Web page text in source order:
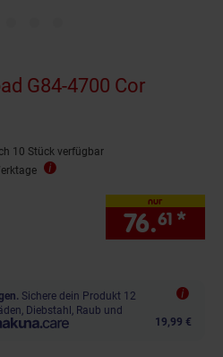
G84-4700 Cor
10 Stück verfügbar
nur
76.61 *
Sichere dein Produkt 12
Diebstahl, Raub und
19,99 €